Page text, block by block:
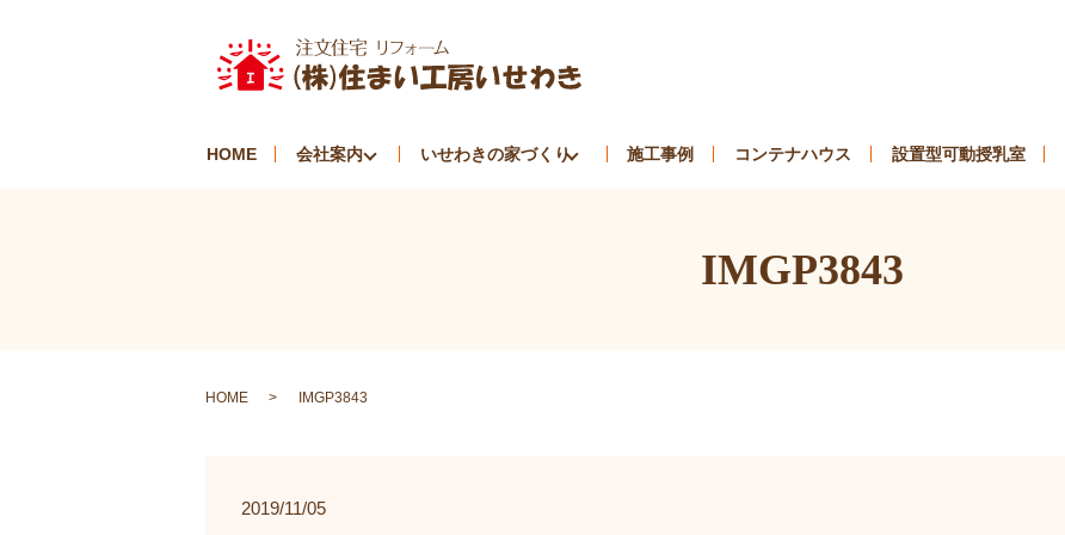
HOME 会社案内 いせわきの家づくり 施工事例 コンテナハウス 設置型可動授乳室
IMGP3843
HOME IMGP3843
2019/11/05